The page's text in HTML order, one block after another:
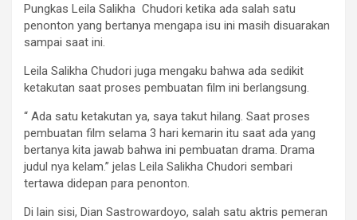
Pungkas Leila Salikha Chudori ketika ada salah satu
penonton yang bertanya mengapa isu ini masih disuarakan
sampai saat ini.
Leila Salikha Chudori juga mengaku bahwa ada sedikit
ketakutan saat proses pembuatan film ini berlangsung.
“ Ada satu ketakutan ya, saya takut hilang. Saat proses
pembuatan film selama 3 hari kemarin itu saat ada yang
bertanya kita jawab bahwa ini pembuatan drama. Drama
judul nya kelam.” jelas Leila Salikha Chudori sembari
tertawa didepan para penonton.
Di lain sisi, Dian Sastrowardoyo, salah satu aktris pemeran